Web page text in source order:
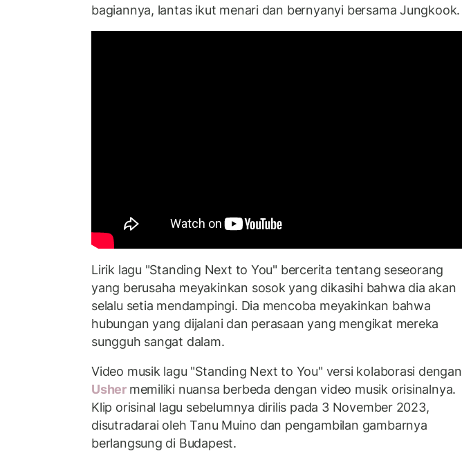
bagiannya, lantas ikut menari dan bernyanyi bersama Jungkook.
Lirik lagu "Standing Next to You" bercerita tentang seseorang
yang berusaha meyakinkan sosok yang dikasihi bahwa dia akan
selalu setia mendampingi. Dia mencoba meyakinkan bahwa
hubungan yang dijalani dan perasaan yang mengikat mereka
sungguh sangat dalam.
Video musik lagu "Standing Next to You" versi kolaborasi dengan
Usher memiliki nuansa berbeda dengan video musik orisinalnya.
Klip orisinal lagu sebelumnya dirilis pada 3 November 2023,
disutradarai oleh Tanu Muino dan pengambilan gambarnya
berlangsung di Budapest.